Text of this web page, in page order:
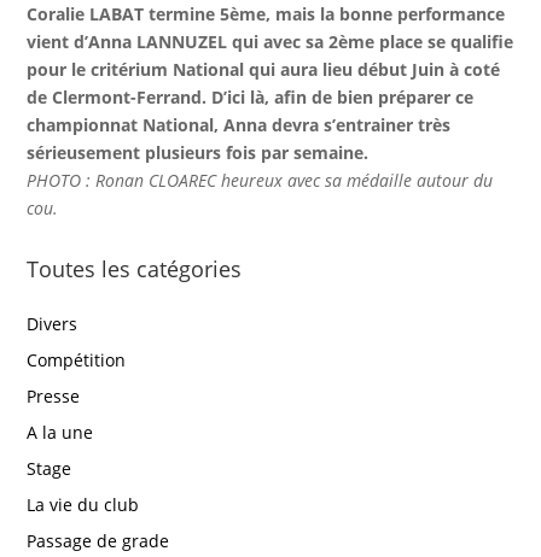
Coralie LABAT termine 5ème, mais la bonne performance
vient d’Anna LANNUZEL qui avec sa 2ème place se qualifie
pour le critérium National qui aura lieu début Juin à coté
de Clermont-Ferrand. D’ici là, afin de bien préparer ce
championnat National, Anna devra s’entrainer très
sérieusement plusieurs fois par semaine.
PHOTO : Ronan CLOAREC heureux avec sa médaille autour du
cou.
Toutes les catégories
Divers
Compétition
Presse
A la une
Stage
La vie du club
Passage de grade